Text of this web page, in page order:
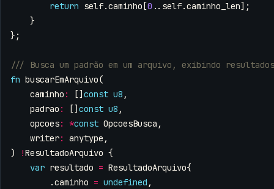
return self.caminho [0 .. self.caminho_len];
}
};
fn buscarEmArquivo(
caminho : [] const u8 ,
padrao : [] const u8 ,
opcoes: *const OpcoesBusca ,
writer: anytype ,
)
!ResultadoArquivo {
var resultado = ResultadoArquivo{
.caminho = undefined ,